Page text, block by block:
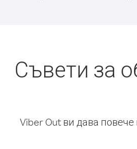
Съвети за
Viber Out ви дава